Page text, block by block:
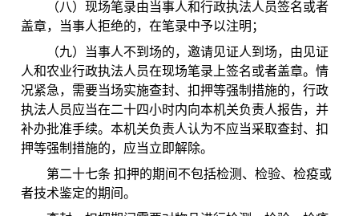
（八）现场笔录由当事人和行政执法人员签名或者
盖章，当事人拒绝的，在笔录中予以注明；
（九）当事人不到场的，邀请见证人到场，由见证
人和农业行政执法人员在现场笔录上签名或者盖章。情
况紧急，需要当场实施查封、扣押等强制措施的，行政
执法人员应当在二十四小时内向本机关负责人报告，并
补办批准手续。本机关负责人认为不应当采取查封、扣
押等强制措施的，应当立即解除。
第二十七条 扣押的期间不包括检测、检验、检疫或
者技术鉴定的期间。